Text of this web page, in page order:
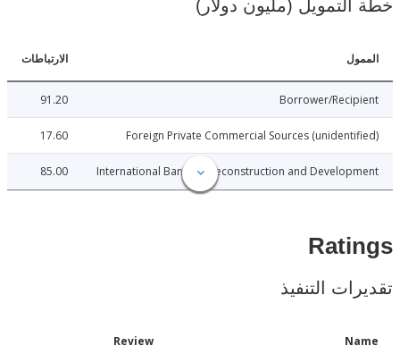
(مليون دولار)
الارتباطات
Borrower/
Foreign Private Commercial Sources
International Bank for Reconstruction and
85.00
التنفيذ